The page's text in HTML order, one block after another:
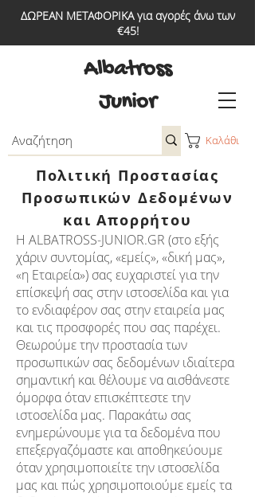
ΔΩΡΕΑΝ ΜΕΤΑΦΟΡΙΚΑ για αγορές άνω των
€45!
Καλάθι
Albatross
Junior
Πολιτική Προστασίας
Προσωπικών Δεδομένων
και Απορρήτου
H ALBATROSS-JUNIOR.GR (στο εξής
χάριν συντομίας, «εμείς», «δική μας»,
«η Εταιρεία») σας ευχαριστεί για την
επίσκεψή σας στην ιστοσελίδα και για
το ενδιαφέρον σας στην εταιρεία μας
και τις προσφορές που σας παρέχει.
Θεωρούμε την προστασία των
προσωπικών σας δεδομένων ιδιαίτερα
σημαντική και θέλουμε να αισθάνεστε
όμορφα όταν επισκέπτεστε την
ιστοσελίδα μας. Παρακάτω σας
ενημερώνουμε για τα δεδομένα που
επεξεργαζόμαστε και αποθηκεύουμε
όταν χρησιμοποιείτε την ιστοσελίδα
μας και πώς χρησιμοποιούμε εμείς τα